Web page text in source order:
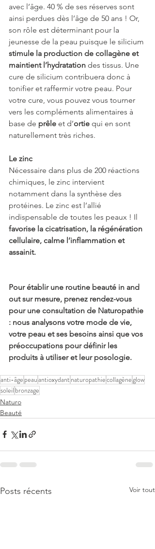
avec l’âge. 40 % de ses réserves sont
ainsi perdues dès l’âge de 50 ans ! Or,
son rôle est déterminant pour la
jeunesse de la peau puisque le silicium
stimule la production de collagène et
maintient l’hydratation des tissus. Une
cure de silicium contribuera donc à
tonifier et raffermir votre peau. Pour
votre cure, vous pouvez vous tourner
vers les compléments alimentaires à
base de prêle et d’ortie qui en sont
naturellement très riches.
Le zinc
Nécessaire dans plus de 200 réactions
chimiques, le zinc intervient
notamment dans la synthèse des
protéines. Le zinc est l’allié
indispensable de toutes les peaux ! Il
favorise la cicatrisation, la régénération
cellulaire, calme l’inflammation et
assainit.
Pour établir une routine beauté in and
out sur mesure, prenez rendez-vous
pour une consultation de Naturopathie
: nous analysons votre mode de vie,
votre peau et ses besoins ainsi que vos
préoccupations pour définir les
produits à utiliser et leur posologie.
anti-âge peauantioxydant naturopathiecollagèneglow
soleil bronzage
Naturo
Beauté
Posts récents Voir tout